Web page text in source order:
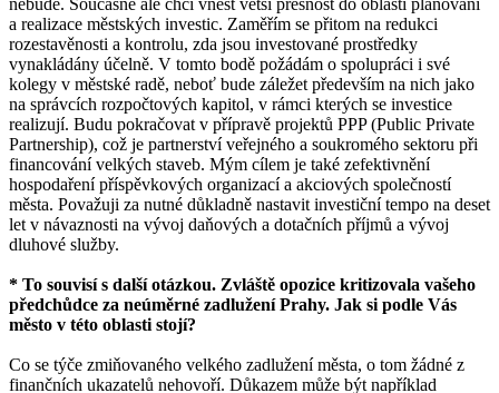
nebude. Současně ale chci vnést větší přesnost do oblasti plánování
a realizace městských investic. Zaměřím se přitom na redukci
rozestavěnosti a kontrolu, zda jsou investované prostředky
vynakládány účelně. V tomto bodě požádám o spolupráci i své
kolegy v městské radě, neboť bude záležet především na nich jako
na správcích rozpočtových kapitol, v rámci kterých se investice
realizují. Budu pokračovat v přípravě projektů PPP (Public Private
Partnership), což je partnerství veřejného a soukromého sektoru při
financování velkých staveb. Mým cílem je také zefektivnění
hospodaření příspěvkových organizací a akciových společností
města. Považuji za nutné důkladně nastavit investiční tempo na deset
let v návaznosti na vývoj daňových a dotačních příjmů a vývoj
dluhové služby.
* To souvisí s další otázkou. Zvláště opozice kritizovala vašeho
předchůdce za neúměrné zadlužení Prahy. Jak si podle Vás
město v této oblasti stojí?
Co se týče zmiňovaného velkého zadlužení města, o tom žádné z
finančních ukazatelů nehovoří. Důkazem může být například